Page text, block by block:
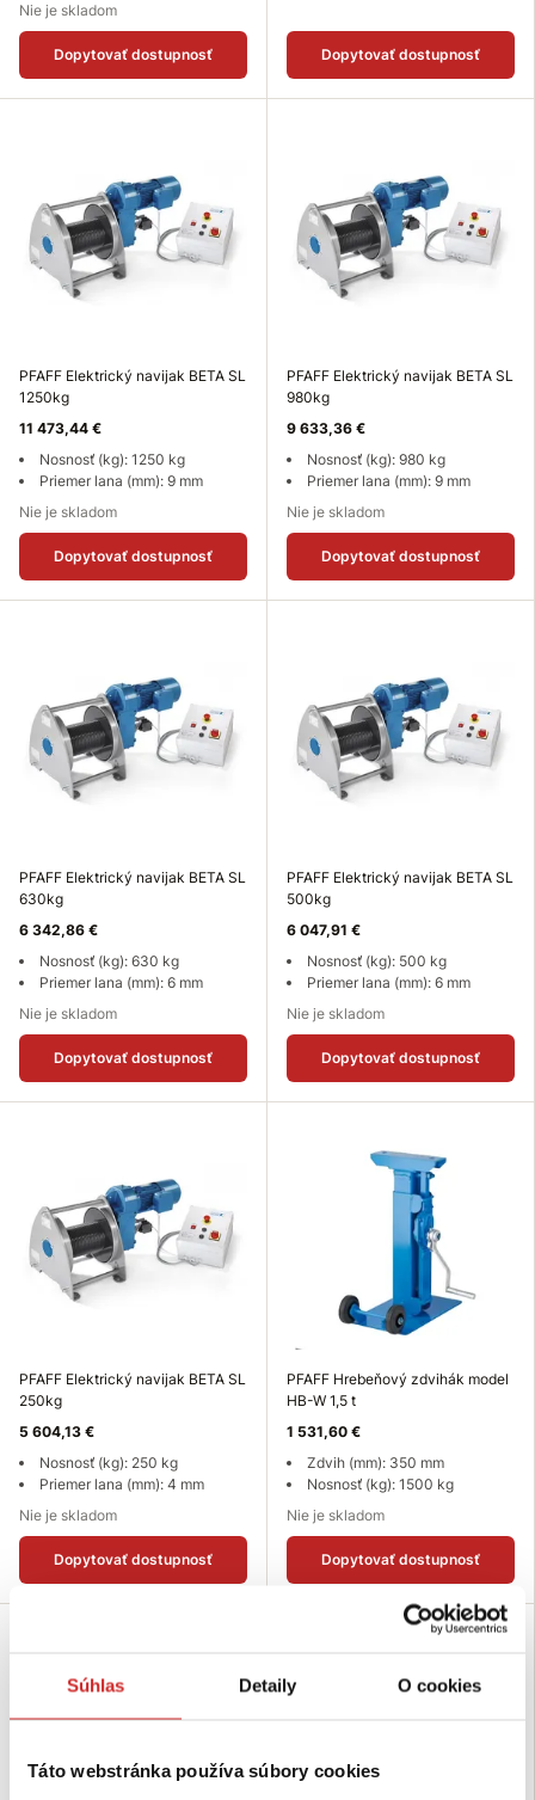
Súhlas Detaily O cookies
Táto webstránka používa súbory cookies
Nie je skladom
Dopytovať dostupnosť Dopytovať dostupnosť
PFAFF Elektrický navijak BETA SL
1250kg
11 473,44 €
Nosnosť (kg): 1250 kg
Priemer lana (mm): 9 mm
Nie je skladom
Dopytovať dostupnosť
PFAFF Elektrický navijak BETA SL
980kg
9 633,36 €
Nosnosť (kg): 980 kg
Priemer lana (mm): 9 mm
Nie je skladom
Dopytovať dostupnosť
PFAFF Elektrický navijak BETA SL
630kg
6 342,86 €
Nosnosť (kg): 630 kg
Priemer lana (mm): 6 mm
Nie je skladom
Dopytovať dostupnosť
PFAFF Elektrický navijak BETA SL
500kg
6 047,91 €
Nosnosť (kg): 500 kg
Priemer lana (mm): 6 mm
Nie je skladom
Dopytovať dostupnosť
PFAFF Elektrický navijak BETA SL
250kg
5 604,13 €
Nosnosť (kg): 250 kg
Priemer lana (mm): 4 mm
Nie je skladom
Dopytovať dostupnosť
PFAFF Hrebeňový zdvihák model
HB-W 1,5 t
1 531,60 €
Zdvih (mm): 350 mm
Nosnosť (kg): 1500 kg
Nie je skladom
Dopytovať dostupnosť